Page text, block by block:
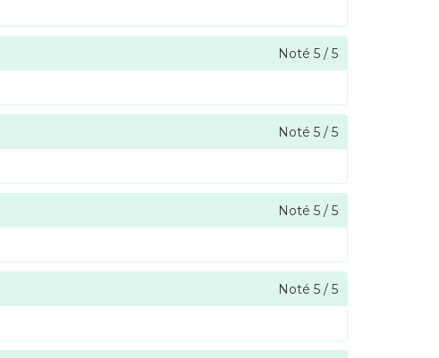
Noté 5 / 5
Noté 5 / 5
Noté 5 / 5
Noté 5 / 5